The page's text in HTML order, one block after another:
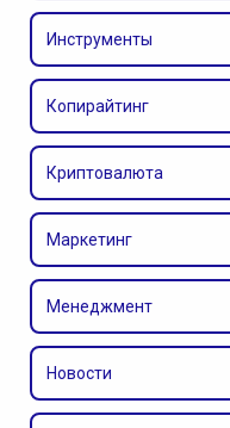
Инструменты
Копирайтинг
Криптовалюта
Маркетинг
Менеджмент
Новости